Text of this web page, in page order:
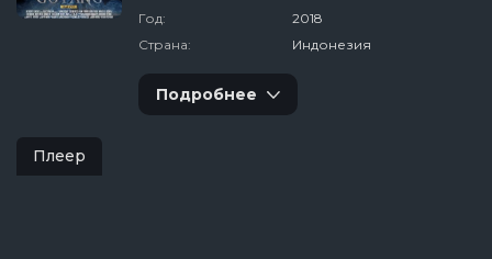
Год:
2018
Страна:
Индонезия
Подробнее
Плеер